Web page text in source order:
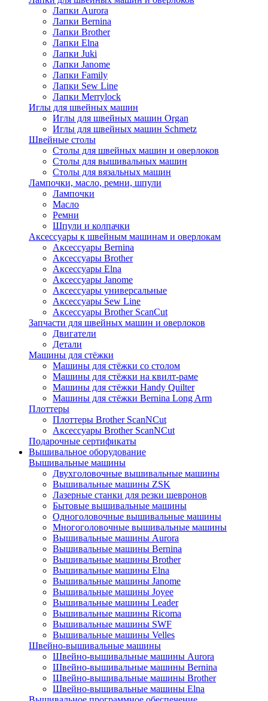
Лапки Aurora
Лапки Bernina
Лапки Brother
Лапки Elna
Лапки Juki
Лапки Janome
Лапки Family
Лапки Sew Line
Лапки Merrylock
Иглы для швейных машин
Иглы для швейных машин Organ
Иглы для швейных машин Schmetz
Швейные столы
Столы для швейных машин и оверлоков
Столы для вышивальных машин
Столы для вязальных машин
Лампочки, масло, ремни, шпули
Лампочки
Масло
Ремни
Шпули и колпачки
Аксессуары к швейным машинам и оверлокам
Аксессуары Bernina
Аксессуары Brother
Аксессуары Elna
Аксессуары Janome
Аксессуары универсальные
Аксессуары Sew Line
Аксессуары Brother ScanCut
Запчасти для швейных машин и оверлоков
Двигатели
Детали
Машины для стёжки
Машины для стёжки со столом
Машины для стёжки на квилт-раме
Машины для стёжки Handy Quilter
Машины для стёжки Bernina Long Arm
Плоттеры
Плоттеры Brother ScanNCut
Аксессуары Brother ScanNCut
Подарочные сертификаты
Вышивальное оборудование
Вышивальные машины
Двухголовочные вышивальные машины
Вышивальные машины ZSK
Лазерные станки для резки шевронов
Бытовые вышивальные машины
Одноголовочные вышивальные машины
Многоголовочные вышивальные машины
Вышивальные машины Aurora
Вышивальные машины Bernina
Вышивальные машины Brother
Вышивальные машины Elna
Вышивальные машины Janome
Вышивальные машины Joyee
Вышивальные машины Leader
Вышивальные машины Ricoma
Вышивальные машины SWF
Вышивальные машины Velles
Швейно-вышивальные машины
Швейно-вышивальные машины Aurora
Швейно-вышивальные машины Bernina
Швейно-вышивальные машины Brother
Швейно-вышивальные машины Elna